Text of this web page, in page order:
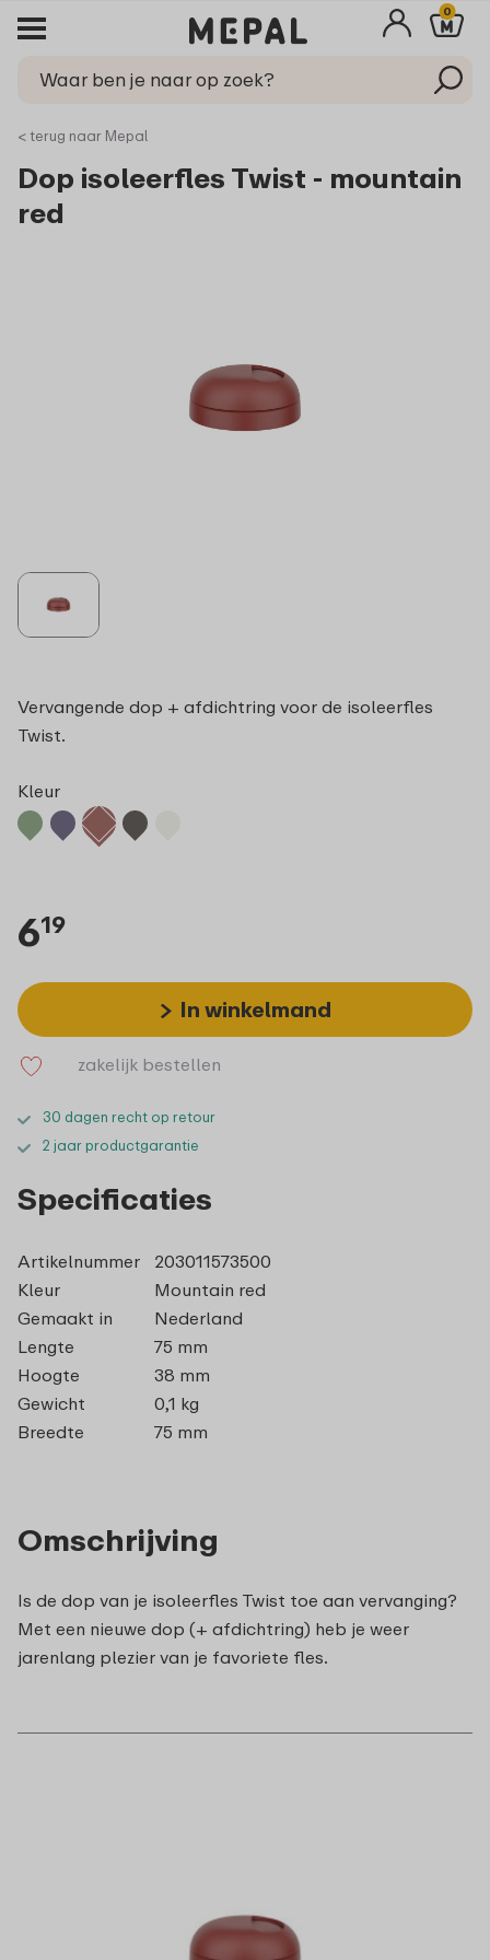
0
< terug naar Mepal
Dop isoleerfles Twist - mountain
red
Vervangende dop + afdichtring voor de isoleerfles
Twist.
Kleur
619
In winkelmand
zakelijk bestellen
30 dagen recht op retour
2 jaar productgarantie
Omschrijving
Is de dop van je isoleerfles Twist toe aan vervanging?
Met een nieuwe dop (+ afdichtring) heb je weer
jarenlang plezier van je favoriete fles.
Specificaties
Artikelnummer
203011573500
Kleur
Mountain red
Gemaakt in
Nederland
Lengte
75 mm
Hoogte
38 mm
Gewicht
0,1 kg
Breedte
75 mm